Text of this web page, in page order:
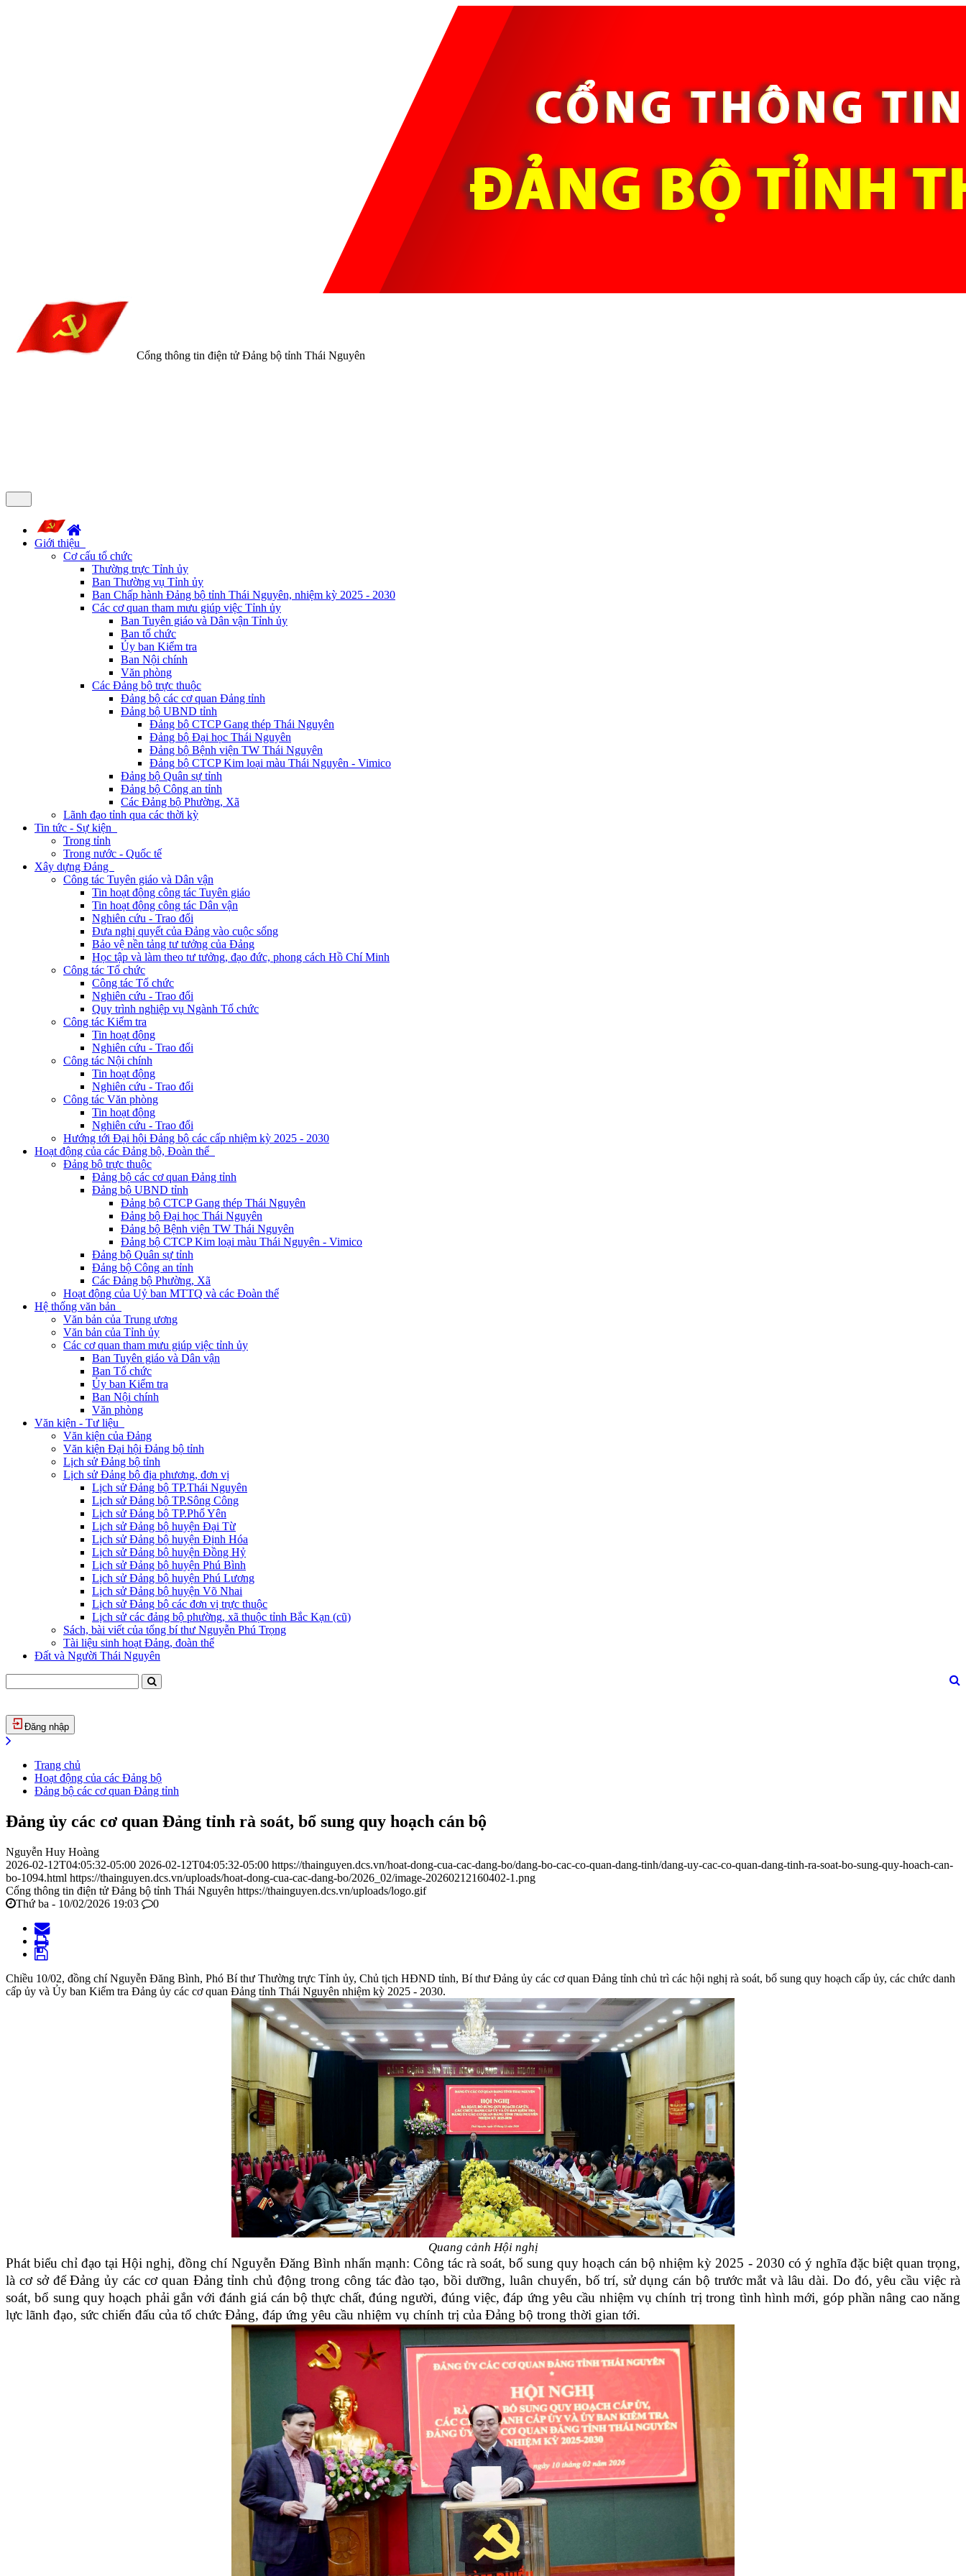
Cổng thông tin điện tử Đảng bộ tỉnh Thái Nguyên
Giới thiệu
Cơ cấu tổ chức
Thường trực Tỉnh ủy
Ban Thường vụ Tỉnh ủy
Ban Chấp hành Đảng bộ tỉnh Thái Nguyên, nhiệm kỳ 2025 - 2030
Các cơ quan tham mưu giúp việc Tỉnh ủy
Ban Tuyên giáo và Dân vận Tỉnh ủy
Ban tổ chức
Ủy ban Kiểm tra
Ban Nội chính
Văn phòng
Các Đảng bộ trực thuộc
Đảng bộ các cơ quan Đảng tỉnh
Đảng bộ UBND tỉnh
Đảng bộ CTCP Gang thép Thái Nguyên
Đảng bộ Đại học Thái Nguyên
Đảng bộ Bệnh viện TW Thái Nguyên
Đảng bộ CTCP Kim loại màu Thái Nguyên - Vimico
Đảng bộ Quân sự tỉnh
Đảng bộ Công an tỉnh
Các Đảng bộ Phường, Xã
Lãnh đạo tỉnh qua các thời kỳ
Tin tức - Sự kiện
Trong tỉnh
Trong nước - Quốc tế
Xây dựng Đảng
Công tác Tuyên giáo và Dân vận
Tin hoạt động công tác Tuyên giáo
Tin hoạt động công tác Dân vận
Nghiên cứu - Trao đổi
Đưa nghị quyết của Đảng vào cuộc sống
Bảo vệ nền tảng tư tưởng của Đảng
Học tập và làm theo tư tưởng, đạo đức, phong cách Hồ Chí Minh
Công tác Tổ chức
Công tác Tổ chức
Nghiên cứu - Trao đổi
Quy trình nghiệp vụ Ngành Tổ chức
Công tác Kiểm tra
Tin hoạt động
Nghiên cứu - Trao đổi
Công tác Nội chính
Tin hoạt động
Nghiên cứu - Trao đổi
Công tác Văn phòng
Tin hoạt động
Nghiên cứu - Trao đổi
Hướng tới Đại hội Đảng bộ các cấp nhiệm kỳ 2025 - 2030
Hoạt động của các Đảng bộ, Đoàn thể
Đảng bộ trực thuộc
Đảng bộ các cơ quan Đảng tỉnh
Đảng bộ UBND tỉnh
Đảng bộ CTCP Gang thép Thái Nguyên
Đảng bộ Đại học Thái Nguyên
Đảng bộ Bệnh viện TW Thái Nguyên
Đảng bộ CTCP Kim loại màu Thái Nguyên - Vimico
Đảng bộ Quân sự tỉnh
Đảng bộ Công an tỉnh
Các Đảng bộ Phường, Xã
Hoạt động của Uỷ ban MTTQ và các Đoàn thể
Hệ thống văn bản
Văn bản của Trung ương
Văn bản của Tỉnh ủy
Các cơ quan tham mưu giúp việc tỉnh ủy
Ban Tuyên giáo và Dân vận
Ban Tổ chức
Ủy ban Kiểm tra
Ban Nội chính
Văn phòng
Văn kiện - Tư liệu
Văn kiện của Đảng
Văn kiện Đại hội Đảng bộ tỉnh
Lịch sử Đảng bộ tỉnh
Lịch sử Đảng bộ địa phương, đơn vị
Lịch sử Đảng bộ TP.Thái Nguyên
Lịch sử Đảng bộ TP.Sông Công
Lịch sử Đảng bộ TP.Phổ Yên
Lịch sử Đảng bộ huyện Đại Từ
Lịch sử Đảng bộ huyện Định Hóa
Lịch sử Đảng bộ huyện Đồng Hỷ
Lịch sử Đảng bộ huyện Phú Bình
Lịch sử Đảng bộ huyện Phú Lương
Lịch sử Đảng bộ huyện Võ Nhai
Lịch sử Đảng bộ các đơn vị trực thuộc
Lịch sử các đảng bộ phường, xã thuộc tỉnh Bắc Kạn (cũ)
Sách, bài viết của tổng bí thư Nguyễn Phú Trọng
Tài liệu sinh hoạt Đảng, đoàn thể
Đất và Người Thái Nguyên
Đăng nhập
Trang chủ
Hoạt động của các Đảng bộ
Đảng bộ các cơ quan Đảng tỉnh
Đảng ủy các cơ quan Đảng tỉnh rà soát, bổ sung quy hoạch cán bộ
Nguyễn Huy Hoàng
2026-02-12T04:05:32-05:00 2026-02-12T04:05:32-05:00 https://thainguyen.dcs.vn/hoat-dong-cua-cac-dang-bo/dang-bo-cac-co-quan-dang-tinh/dang-uy-cac-co-quan-dang-tinh-ra-soat-bo-sung-quy-hoach-can-
bo-1094.html https://thainguyen.dcs.vn/uploads/hoat-dong-cua-cac-dang-bo/2026_02/image-20260212160402-1.png
Cổng thông tin điện tử Đảng bộ tỉnh Thái Nguyên https://thainguyen.dcs.vn/uploads/logo.gif
Thứ ba - 10/02/2026 19:03
0
Chiều 10/02, đồng chí Nguyễn Đăng Bình, Phó Bí thư Thường trực Tỉnh ủy, Chủ tịch HĐND tỉnh, Bí thư Đảng ủy các cơ quan Đảng tỉnh chủ trì các hội nghị rà soát, bổ sung quy hoạch cấp ủy, các chức danh
cấp ủy và Ủy ban Kiểm tra Đảng ủy các cơ quan Đảng tỉnh Thái Nguyên nhiệm kỳ 2025 - 2030.
Quang cảnh Hội nghị
Phát biểu chỉ đạo tại Hội nghị, đồng chí Nguyễn Đăng Bình nhấn mạnh: Công tác rà soát, bổ sung quy hoạch cán bộ nhiệm kỳ 2025 - 2030 có ý nghĩa đặc biệt quan trọng,
là cơ sở để Đảng ủy các cơ quan Đảng tỉnh chủ động trong công tác đào tạo, bồi dưỡng, luân chuyển, bố trí, sử dụng cán bộ trước mắt và lâu dài. Do đó, yêu cầu việc rà
soát, bổ sung quy hoạch phải gắn với đánh giá cán bộ thực chất, đúng người, đúng việc, đáp ứng yêu cầu nhiệm vụ chính trị trong tình hình mới, góp phần nâng cao năng
lực lãnh đạo, sức chiến đấu của tổ chức Đảng, đáp ứng yêu cầu nhiệm vụ chính trị của Đảng bộ trong thời gian tới.